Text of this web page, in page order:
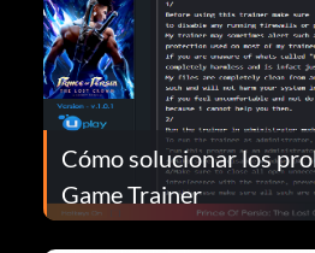
Cómo solucionar los
Game Trainer